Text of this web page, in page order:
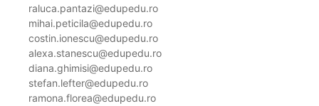
raluca.pantazi@edupedu.ro
mihai.peticila@edupedu.ro
costin.ionescu@edupedu.ro
alexa.stanescu@edupedu.ro
diana.ghimisi@edupedu.ro
stefan.lefter@edupedu.ro
ramona.florea@edupedu.ro